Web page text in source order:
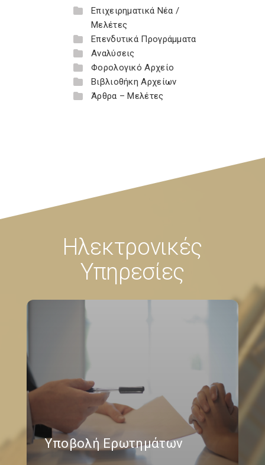
Επιχειρηματικά Νέα /
Μελέτες
Επενδυτικά Προγράμματα
Αναλύσεις
Φορολογικό Αρχείο
Βιβλιοθήκη Αρχείων
Άρθρα – Μελέτες
Ηλεκτρονικές
Υπηρεσίες
Υποβολή Ερωτημάτων